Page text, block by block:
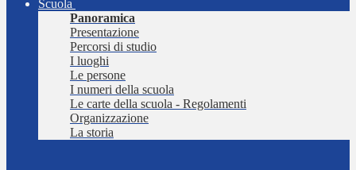
Scuola
Panoramica
Presentazione
Percorsi di studio
I luoghi
Le persone
I numeri della scuola
Le carte della scuola - Regolamenti
Organizzazione
La storia